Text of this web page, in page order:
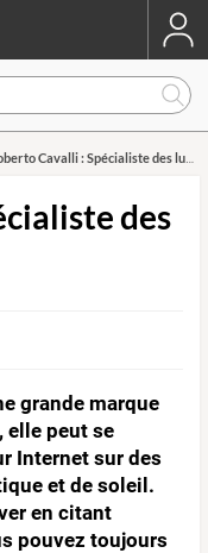
Cavalli : Spécialiste des lunettes de soleil
des
grande marque
elle peut se
Internet sur des
et de soleil.
en citant
pouvez toujours